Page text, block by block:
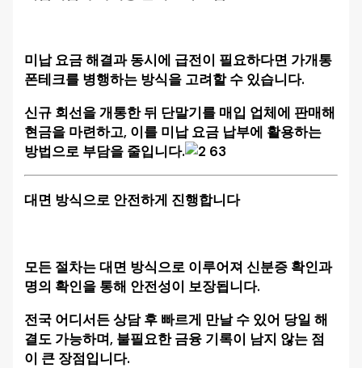
미납 요금 해결과 동시에 급전이 필요하다면 가개통
폰테크를 병행하는 방식을 고려할 수 있습니다.
신규 회선을 개통한 뒤 단말기를 매입 업체에 판매해
현금을 마련하고, 이를 미납 요금 납부에 활용하는
방법으로 부담을 줄입니다.
대면 방식으로 안전하게 진행합니다
모든 절차는 대면 방식으로 이루어져 신분증 확인과
명의 확인을 통해 안전성이 보장됩니다.
전국 어디서든 상담 후 빠르게 만날 수 있어 당일 해
결도 가능하며, 불필요한 금융 기록이 남지 않는 점
이 큰 장점입니다.